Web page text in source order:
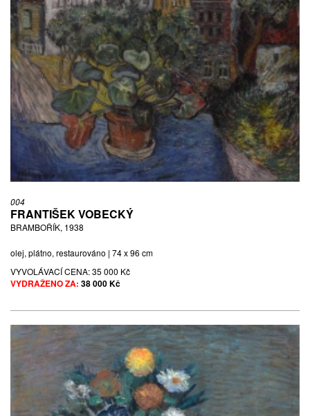
004
FRANTIŠEK VOBECKÝ
BRAMBOŘÍK, 1938
olej, plátno, restaurováno | 74 x 96 cm
VYVOLÁVACÍ CENA:35 000 Kč
VYDRAŽENO ZA: 38 000 Kč